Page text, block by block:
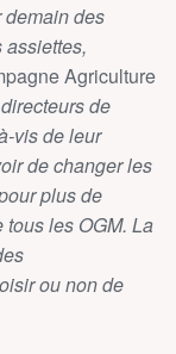
demain des
assiettes,
Agriculture
de
vis de leur
de changer les
plus de
tous les OGM. La
ou non de